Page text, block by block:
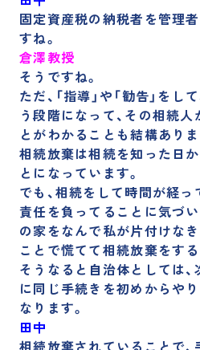
固定資産税の納税者を管理
すね。
倉澤教授
そうですね。
ただ、 「指導」や「勧告」をし
う段階になって、その相続人
とがわかることも結構ありま
相続放棄は相続を知った日
とになっています。
でも、相続をして時間が経っ
責任を負ってることに気づい
の家をなんで私が片付けな
ことで慌てて相続放棄をす
そうなると 自治体としては
に同じ手続きを初めからや
なります。
田中
相続放棄されていることで